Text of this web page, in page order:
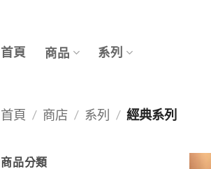
首頁 商品 系列
首頁 / 商店 / 系列 / 經典系列
商品分類